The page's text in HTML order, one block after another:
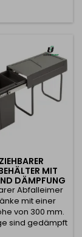
MIT
DÄMPFUNG
/ GRAU
Abfalleimer
mit einer
von 300 mm.
sind gedämpft